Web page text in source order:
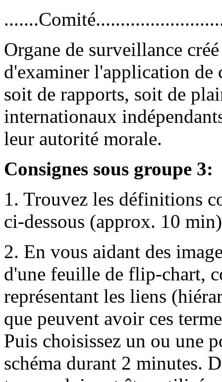
Organe de surveillance
d'examiner l'application de
soit de rapports, soit de
internationaux
leur autorité morale.
Consignes sous groupe 3:
1. Trouvez les définitions
ci-dessous (approx. 10
2. En vous aidant des
d'une feuille de flip-chart,
représentant les liens
que peuvent avoir ces
Puis choisissez un ou une
schéma durant 2 minutes.